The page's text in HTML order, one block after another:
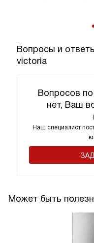
Вопросы и
victoria
Вопросов по
нет, Ваш
Наш специалист
Может быть